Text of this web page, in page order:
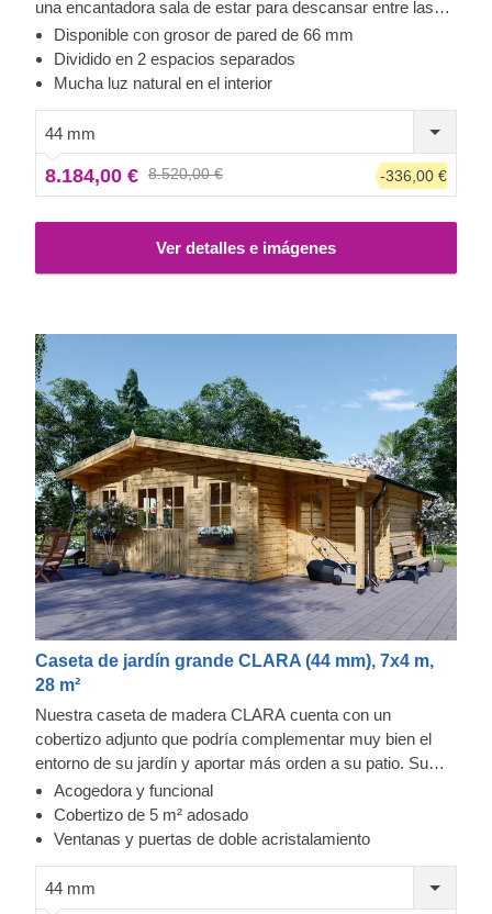
una encantadora sala de estar para descansar entre las
actividades de jardinería, en un espacio ergonómico de
trabajo a distancia, en una biblioteca casera, o servirte
para cualquier otro propósito que desees. Si eliges con
de descanso y relajarte cómodamente al aire libre. Esta
caseta de madera cuenta con un elegante voladizo en el
techo y ventanas y puertas grandes, que garantizan un
flujo constante de luz natural en el interior.
Disponible con grosor de pared de 66 mm
Dividido en 2 espacios separados
Mucha luz natural en el interior
44 mm
8.184,00 € 8.520,00 € -336,00 €
Ver detalles e imágenes
Caseta de jardín grande CLARA (44 mm), 7x4 m,
28 m²
Nuestra caseta de madera CLARA cuenta con un
cobertizo adjunto que podría complementar muy bien el
entorno de su jardín y aportar más orden a su patio. Su
cobertizo de 5 m² con entrada independiente le
proporcionará un espacio funcional para guardar sus
herramientas, equipamiento y piezas diversas. Además, el
excelente salón donde poder relajarse admirando
cómodamente su cuidado jardín o servir para cualquier
Acogedora y funcional
Cobertizo de 5 m² adosado
Ventanas y puertas de doble acristalamiento
44 mm